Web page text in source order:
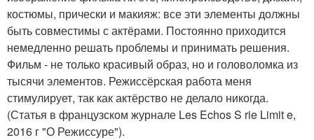
костюмы, прически и макияж: все эти элементы должны
быть совместимы с актёрами. Постоянно приходится
немедленно решать проблемы и принимать решения.
Фильм - не только красивый образ, но и головоломка из
тысячи элементов. Режиссёрская работа меня
стимулирует, так как актёрство не делало никогда.
(Статья в французском журнале Les Echos S rie Limit e,
2016 г "О Режиссуре").